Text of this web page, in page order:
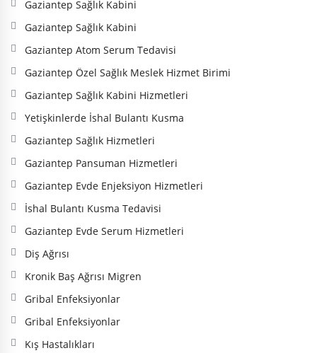
Gaziantep Sağlık Kabini
Gaziantep Sağlık Kabini
Gaziantep Atom Serum Tedavisi
Gaziantep Özel Sağlık Meslek Hizmet Birimi
Gaziantep Sağlık Kabini Hizmetleri
Yetişkinlerde İshal Bulantı Kusma
Gaziantep Sağlık Hizmetleri
Gaziantep Pansuman Hizmetleri
Gaziantep Evde Enjeksiyon Hizmetleri
İshal Bulantı Kusma Tedavisi
Gaziantep Evde Serum Hizmetleri
Diş Ağrısı
Kronik Baş Ağrısı Migren
Gribal Enfeksiyonlar
Gribal Enfeksiyonlar
Kış Hastalıkları